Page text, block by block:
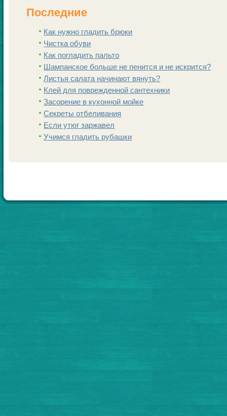
Последние
Как нужно гладить брюки
Чистка обуви
Как погладить пальто
Шампанскoе больше не пенится и не искрится?
Листья салата начинают вянуть?
Клей для поврежденной сантехники
Заcoрение в кухонной мойке
Секреты отбеливания
Если утюг заржавел
Учимся гладить рубашки